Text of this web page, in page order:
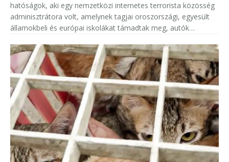
hatóságok, aki egy nemzetközi internetes terrorista közösség
adminisztrátora volt, amelynek tagjai oroszországi, egyesült
államokbeli és európai iskolákat támadtak meg, autók